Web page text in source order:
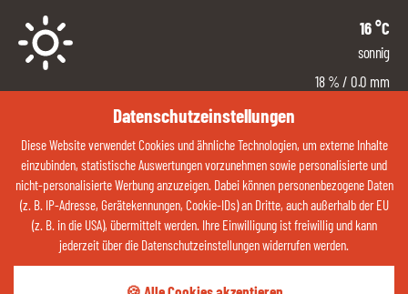
Datenschutzeinstellungen
Diese Website verwendet Cookies und ähnliche Technologien, um externe Inhalte
einzubinden, statistische Auswertungen vorzunehmen sowie personalisierte und
nicht-personalisierte Werbung anzuzeigen. Dabei können personenbezogene Daten
(z. B. IP-Adresse, Gerätekennungen, Cookie-IDs) an Dritte, auch außerhalb der EU
(z. B. in die USA), übermittelt werden. Ihre Einwilligung ist freiwillig und kann
jederzeit über die Datenschutzeinstellungen widerrufen werden.
16°C
sonnig
18 % / 0.0 mm
20 %
ZUM WETTER
Kontaktieren Sie uns jetzt über Whatsapp: